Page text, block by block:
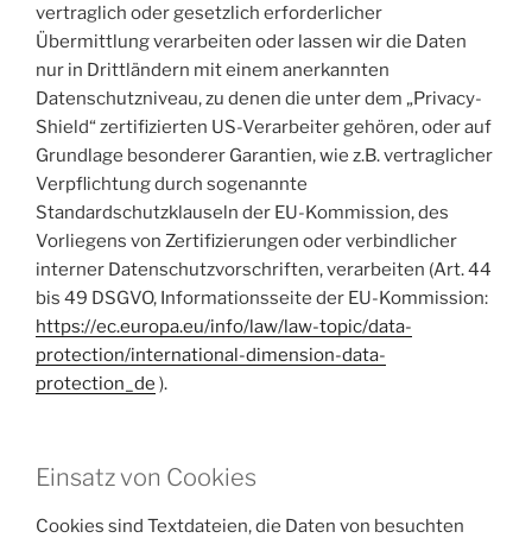
vertraglich oder gesetzlich erforderlicher
Übermittlung verarbeiten oder lassen wir die Daten
nur in Drittländern mit einem anerkannten
Datenschutzniveau, zu denen die unter dem „Privacy-
Shield“ zertifizierten US-Verarbeiter gehören, oder auf
Grundlage besonderer Garantien, wie z.B. vertraglicher
Verpflichtung durch sogenannte
Standardschutzklauseln der EU-Kommission, des
Vorliegens von Zertifizierungen oder verbindlicher
interner Datenschutzvorschriften, verarbeiten (Art. 44
bis 49 DSGVO, Informationsseite der EU-Kommission:
https://ec.europa.eu/info/law/law-topic/data-
protection/international-dimension-data-
protection_de ).
Einsatz von Cookies
Cookies sind Textdateien, die Daten von besuchten